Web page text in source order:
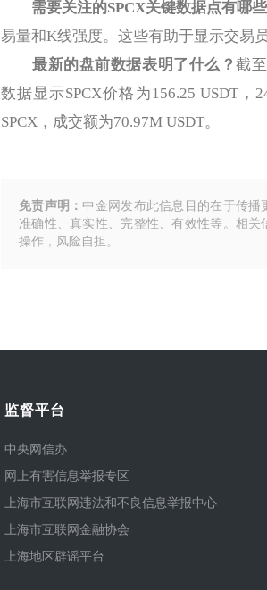
需要关注的SPCX关键数据点有哪
易量和K线强度。这些有助于显示交易
最新的盘前数据表明了什么？截
数据显示SPCX价格为156.25 USDT
SPCX，成交额为70.97M USDT。
免责声明： 中金网发布此信息目的在于传
准确性、真实性、完整性、有效性等。相
操作，风险自担。
监督平台
中央网信办
网上有害信息举报专区
上海市互联网违法和不良信息举报中心
上海市互联网金融协会
上海地区辟谣平台